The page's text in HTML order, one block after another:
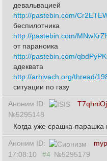
девальвацией
http://pastebin.com/
беспилотника
http://pastebin.com/
от параноика
http://pastebin.com/
адеквата
http://arhivach.org/thread/
ситуации по газу
Аноним ID: T7qhniOj
№5295148
Когда уже срашка-парашка
Аноним ID:
17:08:10
#4 №5295179